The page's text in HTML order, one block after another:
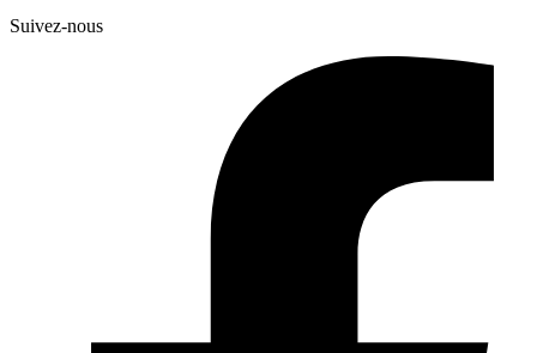
Suivez-nous